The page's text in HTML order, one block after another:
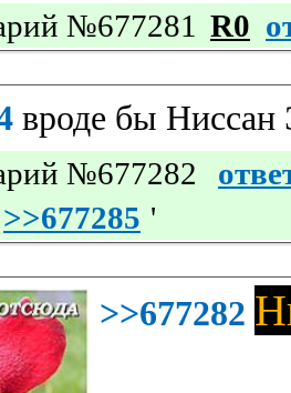
№677281 R0
вроде бы Ниссан
№677282
>>677285 '
>>677282